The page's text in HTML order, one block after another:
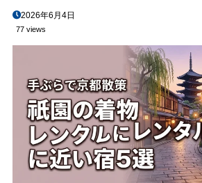
2026年6月4日
77 views